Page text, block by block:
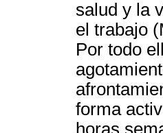
salud y la
el trabajo
Por todo
forma
horas